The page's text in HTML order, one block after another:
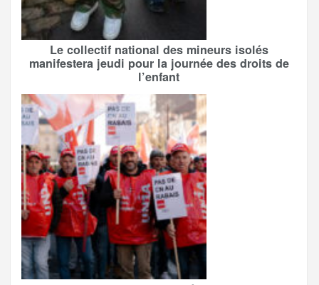
Le collectif national des mineurs isolés
manifestera jeudi pour la journée des droits de
l’enfant